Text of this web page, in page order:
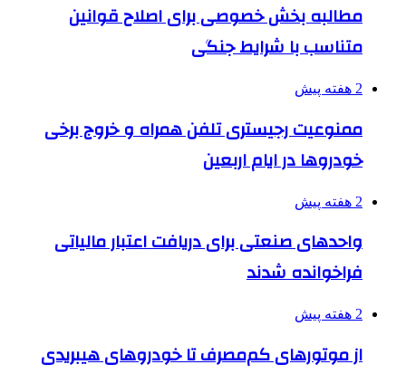
مطالبه بخش خصوصی برای اصلاح قوانین
متناسب با شرایط جنگی
2 هفته پیش
ممنوعیت رجیستری تلفن همراه و خروج برخی
خودروها در ایام اربعین
2 هفته پیش
واحدهای صنعتی برای دریافت اعتبار مالیاتی
فراخوانده شدند
2 هفته پیش
از موتورهای کم‌مصرف تا خودروهای هیبریدی